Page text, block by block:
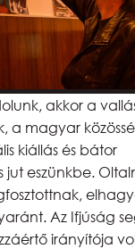
akkor a
a magyar
kiállás és bátor
jut eszünkbe.
Az Ifjúság
irányítója